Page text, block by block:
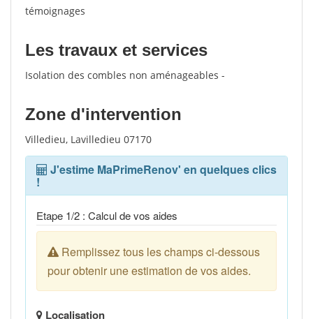
témoignages
Les travaux et services
Isolation des combles non aménageables -
Zone d'intervention
Villedieu, Lavilledieu 07170